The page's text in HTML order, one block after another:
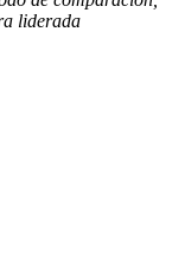
liderada